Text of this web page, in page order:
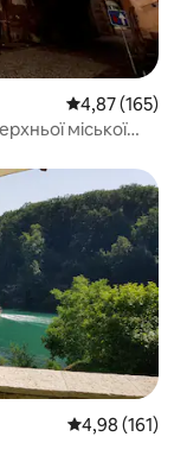
Середня
4,87 (165)
міської
Середня
4,98 (161)